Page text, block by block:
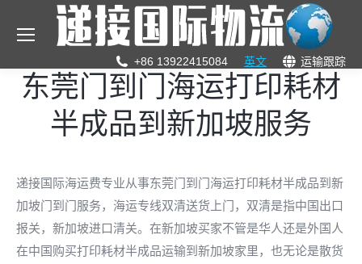
+86 13922415084 英文 运输跟踪
东莞门到门海运打印耗材
半成品到新加坡服务
递接国际海运费专业从事东莞门到门海运打印耗材半成品到新
加坡门到门服务，海运专线双清送货上门，双清是指中国出口
报关，新加坡进口清关。在新加坡买家不管是华人还是外国人
在中国购买打印耗材半成品运输到新加坡家里，也无论是散货